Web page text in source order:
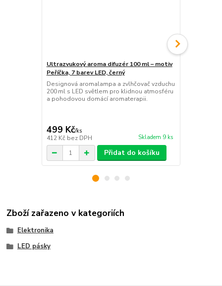
Ultrazvukový aroma difuzér 100 ml – motiv
Peříčka, 7 barev LED, černý
Designová aromalampa a zvlhčovač vzduchu
200 ml s LED světlem pro klidnou atmosféru
a pohodovou domácí aromaterapii.
499 Kč/ks
412 Kč bez DPH Skladem 9 ks
Přidat do košíku
Zboží zařazeno v kategoriích
Elektronika
LED pásky